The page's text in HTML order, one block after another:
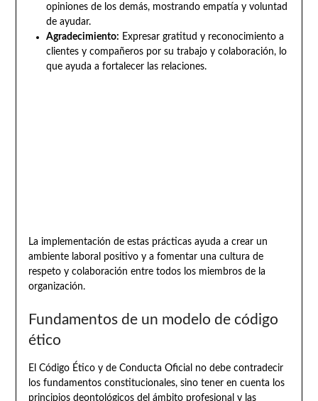
opiniones de los demás, mostrando empatía y voluntad
de ayudar.
Agradecimiento: Expresar gratitud y reconocimiento a
clientes y compañeros por su trabajo y colaboración, lo
que ayuda a fortalecer las relaciones.
La implementación de estas prácticas ayuda a crear un
ambiente laboral positivo y a fomentar una cultura de
respeto y colaboración entre todos los miembros de la
organización.
Fundamentos de un modelo de código
ético
El Código Ético y de Conducta Oficial no debe contradecir
los fundamentos constitucionales, sino tener en cuenta los
principios deontológicos del ámbito profesional y las